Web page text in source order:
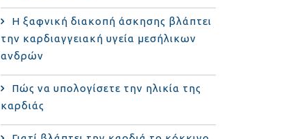
Η ξαφνική διακοπή άσκησης βλάπτει
την καρδιαγγειακή υγεία μεσήλικων
ανδρών
Πώς να υπολογίσετε την ηλικία της
καρδιάς